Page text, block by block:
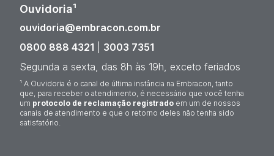
Ouvidoria¹
ouvidoria@embracon.com.br
0800 888 4321
3003 7351
Segunda a sexta, das 8h às 19h, exceto feriados
¹ A Ouvidoria é o canal de última instância na Embracon, tanto
que, para receber o atendimento, é necessário que você tenha
um protocolo de reclamação registrado em um de nossos
canais de atendimento e que o retorno deles não tenha sido
satisfatório.